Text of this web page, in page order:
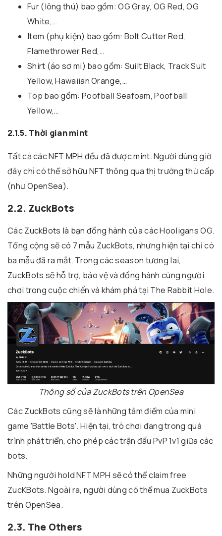
Fur (lông thú) bao gồm: OG Gray, OG Red, OG
White,…
Item (phụ kiện) bao gồm: Bolt Cutter Red,
Flamethrower Red,…
Shirt (áo sơ mi) bao gồm: Suilt Black, Track Suit
Yellow, Hawaiian Orange,…
Top bao gồm: Poofball Seafoam, Poofball
Yellow,…
2.1.5. Thời gian mint
Tất cả các NFT MPH đều đã được mint. Người dùng giờ
đây chỉ có thể sở hữu NFT thông qua thị trường thứ cấp
(như OpenSea).
2.2. ZuckBots
Các ZuckBots là bạn đồng hành của các Hooligans OG.
Tổng cộng sẽ có 7 mẫu ZuckBots, nhưng hiện tại chỉ có
ba mẫu đã ra mắt. Trong các season tương lai,
ZuckBots sẽ hỗ trợ, bảo vệ và đồng hành cùng người
chơi trong cuộc chiến và khám phá tại The Rabbit Hole.
Thông số của ZuckBots trên OpenSea
Các ZuckBots cũng sẽ là những tâm điểm của mini
game 'Battle Bots'. Hiện tại, trò chơi đang trong quá
trình phát triển, cho phép các trận đấu PvP 1v1 giữa các
bots.
Những người hold NFT MPH sẽ có thể claim free
ZucKBots. Ngoài ra, người dùng có thể mua ZuckBots
trên OpenSea.
2.3. The Others